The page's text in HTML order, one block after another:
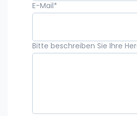
E-Mail*
Bitte beschreiben Sie Ihre